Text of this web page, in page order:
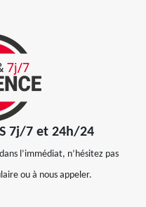
7j/7 et 24h/24
l’immédiat, n’hésitez pas
ou à nous appeler.